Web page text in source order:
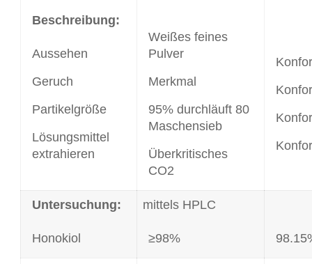
Beschreibung:
Aussehen
Geruch
Partikelgröße
Lösungsmittel
extrahieren
Weißes feines
Pulver
Merkmal
95% durchläuft 80
Maschensieb
Überkritisches
CO2
Untersuchung:
Honokiol
mittels HPLC
≥98%